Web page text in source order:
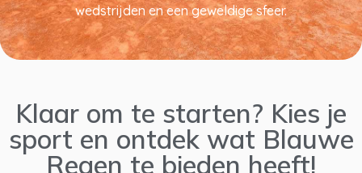
wedstrijden en een geweldige sfeer.
Klaar om te starten? Kies je
sport en ontdek wat Blauwe
Regen te bieden heeft!